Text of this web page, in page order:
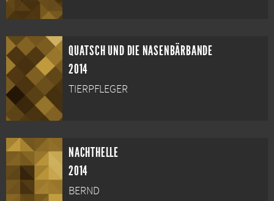
QUATSCH UND DIE NASENBÄRBANDE
2014
TIERPFLEGER
NACHTHELLE
2014
BERND